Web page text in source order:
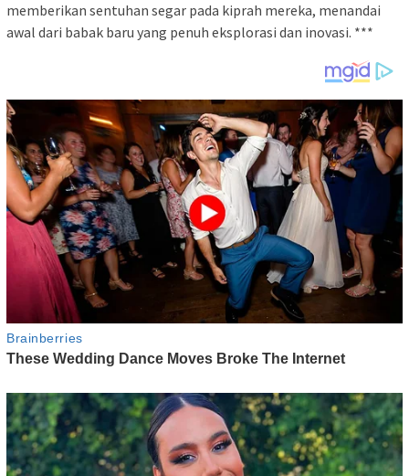
memberikan sentuhan segar pada kiprah mereka, menandai
awal dari babak baru yang penuh eksplorasi dan inovasi. ***